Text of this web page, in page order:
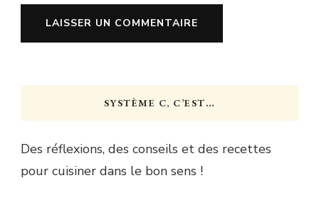
SYSTÈME C, C’EST…
Des réflexions, des conseils et des recettes
pour cuisiner dans le bon sens !